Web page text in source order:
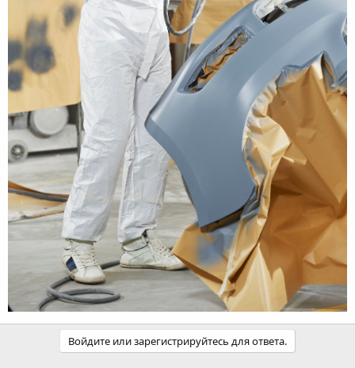
Войдите или зарегистрируйтесь для ответа.